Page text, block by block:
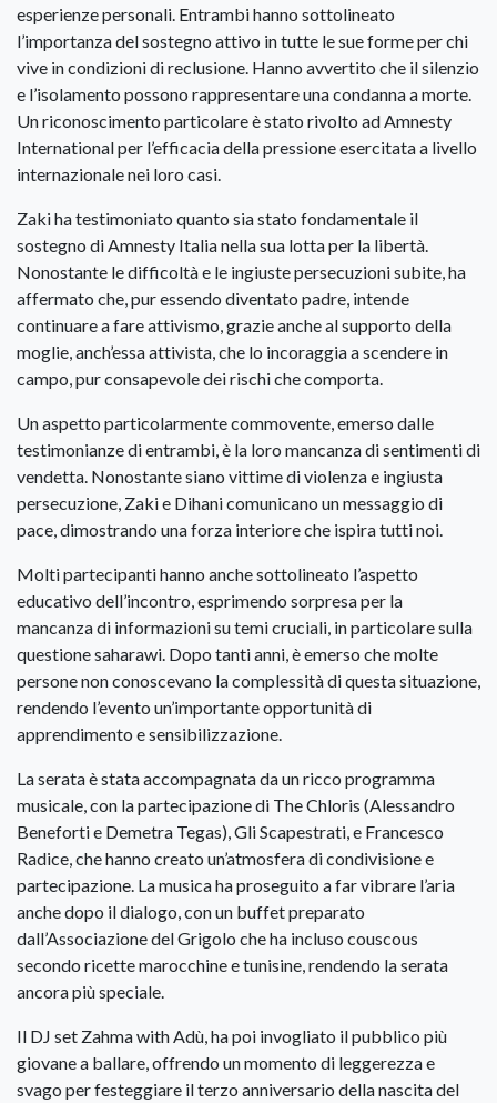
esperienze personali. Entrambi hanno sottolineato
l’importanza del sostegno attivo in tutte le sue forme per chi
vive in condizioni di reclusione. Hanno avvertito che il silenzio
e l’isolamento possono rappresentare una condanna a morte.
Un riconoscimento particolare è stato rivolto ad Amnesty
International per l’efficacia della pressione esercitata a livello
internazionale nei loro casi.
Zaki ha testimoniato quanto sia stato fondamentale il
sostegno di Amnesty Italia nella sua lotta per la libertà.
Nonostante le difficoltà e le ingiuste persecuzioni subite, ha
affermato che, pur essendo diventato padre, intende
continuare a fare attivismo, grazie anche al supporto della
moglie, anch’essa attivista, che lo incoraggia a scendere in
campo, pur consapevole dei rischi che comporta.
Un aspetto particolarmente commovente, emerso dalle
testimonianze di entrambi, è la loro mancanza di sentimenti di
vendetta. Nonostante siano vittime di violenza e ingiusta
persecuzione, Zaki e Dihani comunicano un messaggio di
pace, dimostrando una forza interiore che ispira tutti noi.
Molti partecipanti hanno anche sottolineato l’aspetto
educativo dell’incontro, esprimendo sorpresa per la
mancanza di informazioni su temi cruciali, in particolare sulla
questione saharawi. Dopo tanti anni, è emerso che molte
persone non conoscevano la complessità di questa situazione,
rendendo l’evento un’importante opportunità di
apprendimento e sensibilizzazione.
La serata è stata accompagnata da un ricco programma
musicale, con la partecipazione di The Chloris (Alessandro
Beneforti e Demetra Tegas), Gli Scapestrati, e Francesco
Radice, che hanno creato un’atmosfera di condivisione e
partecipazione. La musica ha proseguito a far vibrare l’aria
anche dopo il dialogo, con un buffet preparato
dall’Associazione del Grigolo che ha incluso couscous
secondo ricette marocchine e tunisine, rendendo la serata
ancora più speciale.
Il DJ set Zahma with Adù, ha poi invogliato il pubblico più
giovane a ballare, offrendo un momento di leggerezza e
svago per festeggiare il terzo anniversario della nascita del